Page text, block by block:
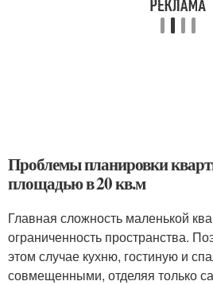
Проблемы планировки
площадью в 20 кв.м
Главная сложность маленькой
ограниченность пространства.
этом случае кухню, гостиную и
совмещенными, отделяя только